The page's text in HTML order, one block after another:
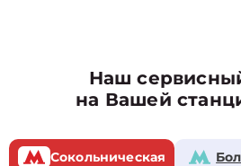
Наш
на Вашей
Сокольническая